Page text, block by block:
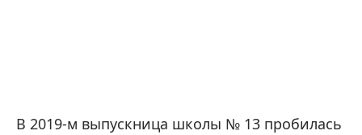
В 2019-м выпускница школы № 13 пробилась